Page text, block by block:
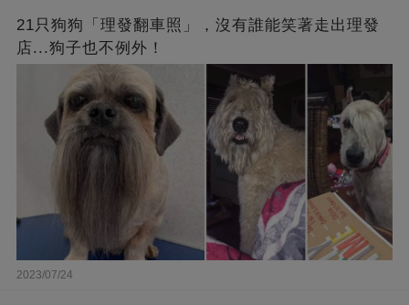
21只狗狗「理發翻車照」，沒有誰能笑著走出理發
店...狗子也不例外！
2023/07/24